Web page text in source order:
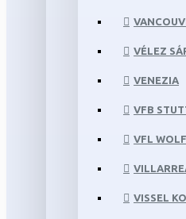
VÉLEZ
VENEZIA
VFB
VFL
VISSEL